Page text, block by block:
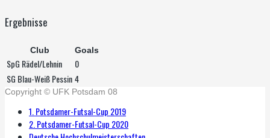
Ergebnisse
Club Goals
SpG Rädel/Lehnin
0
SG Blau-Weiß Pessin4
Copyright © UFK Potsdam 08
1. Potsdamer-Futsal-Cup 2019
2. Potsdamer-Futsal-Cup 2020